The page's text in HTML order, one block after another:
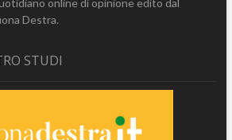
online di opinione edito dal
Destra.
STUDI